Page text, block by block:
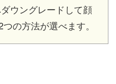
ウングレードして顔
の方法が選べます。